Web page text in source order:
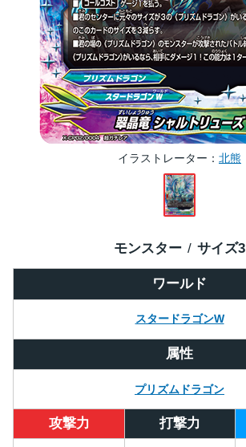
イラストレーター 北熊
ワールド
スタードラゴンW
モンスター サイズ3
属性
プリズムドラゴン
攻撃力 打撃力